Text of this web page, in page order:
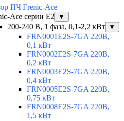
ПЧ Frenic-Ace
Ace серии E2
▼
200-240 В, 1 фаза, 0,1-2,2 кВт ▼
FRN0001E2S-7GA 220В,
0,1 кВт
FRN0002E2S-7GA 220В,
0,2 кВт
FRN0003E2S-7GA 220В,
0,4 кВт
FRN0005E2S-7GA 220В,
0,75 кВт
FRN0008E2S-7GA 220В,
1,5 кВт